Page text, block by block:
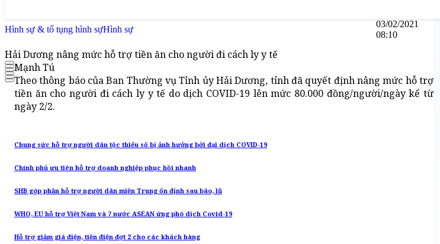
Hình sự & tố tụng hình sựHình sự
03/02/2021
08:10
Hải Dương nâng mức hỗ trợ tiền ăn cho người đi cách ly y tế
Mạnh Tú
Theo thông báo của Ban Thường vụ Tỉnh ủy Hải Dương, tỉnh đã quyết định nâng mức hỗ trợ
tiền ăn cho người đi cách ly y tế do dịch COVID-19 lên mức 80.000 đồng/người/ngày kể từ
ngày 2/2.
Chung sức hỗ trợ người dân tộc thiểu số bị ảnh hưởng bởi đại dịch COVID-19
Chính phủ ưu tiên hỗ trợ doanh nghiệp phục hồi nhanh
SHB góp phần hỗ trợ người dân miền Trung ổn định sau bão, lũ
WHO, EU hỗ trợ Việt Nam và 7 nước ASEAN ứng phó dịch Covid-19
Hỗ trợ giảm giá điện, tiền điện đợt 2 cho các khách hàng